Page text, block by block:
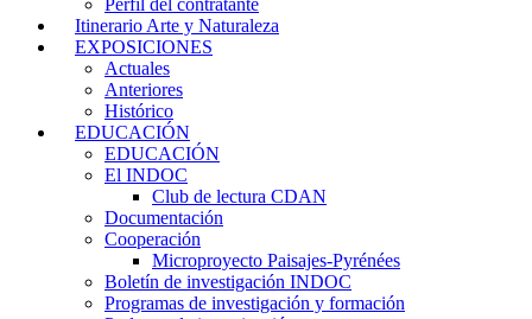
Perfil del contratante
Itinerario Arte y Naturaleza
EXPOSICIONES
Actuales
Anteriores
Histórico
EDUCACIÓN
EDUCACIÓN
El INDOC
Club de lectura CDAN
Documentación
Cooperación
Microproyecto Paisajes-Pyrénées
Boletín de investigación INDOC
Programas de investigación y formación